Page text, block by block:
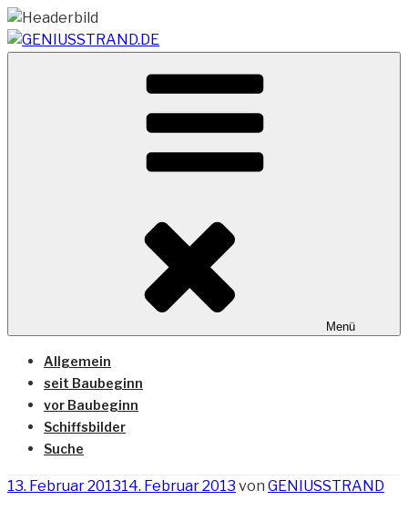
Zum
Inhalt
springen
GENIUSSTRAND.DE
Vom Geniusstrand zum JadeWeserPort/Container
Terminal Wilhelmshaven
Menü
Allgemein
seit Baubeginn
vor Baubeginn
Schiffsbilder
Suche
Veröffentlicht
13. Februar 201314. Februar 2013 von GENIUSSTRAND